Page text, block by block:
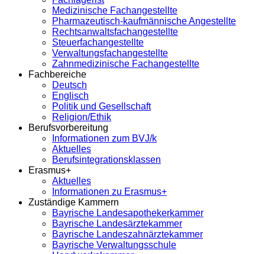
Medizinische Fachangestellte
Pharmazeutisch-kaufmännische Angestellte
Rechtsanwaltsfachangestellte
Steuerfachangestellte
Verwaltungsfachangestellte
Zahnmedizinische Fachangestellte
Fachbereiche
Deutsch
Englisch
Politik und Gesellschaft
Religion/Ethik
Berufsvorbereitung
Informationen zum BVJ/k
Aktuelles
Berufsintegrationsklassen
Erasmus+
Aktuelles
Informationen zu Erasmus+
Zuständige Kammern
Bayrische Landesapothekerkammer
Bayrische Landesärztekammer
Bayrische Landeszahnärztekammer
Bayrische Verwaltungsschule